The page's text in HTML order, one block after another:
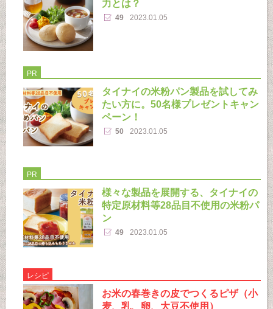
力とは？
49 2023.01.05
PR
タイナイの米粉パン製品を試してみ
たい方に。50名様プレゼントキャン
ペーン！
50 2023.01.05
PR
様々な製品を展開する、タイナイの
特定原材料等28品目不使用の米粉パ
ン
49 2023.01.05
レシピ
お米の春巻きの皮でつくるピザ（小
麦、乳、卵、大豆不使用）